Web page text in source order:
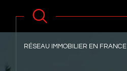
RÉSEAU IMMOBILIER EN FRANCE